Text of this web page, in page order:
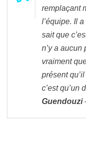
remplaçant
l’équipe. Il
sait que
n’y a aucun
vraiment
présent
c’est qu’un
Guendouzi